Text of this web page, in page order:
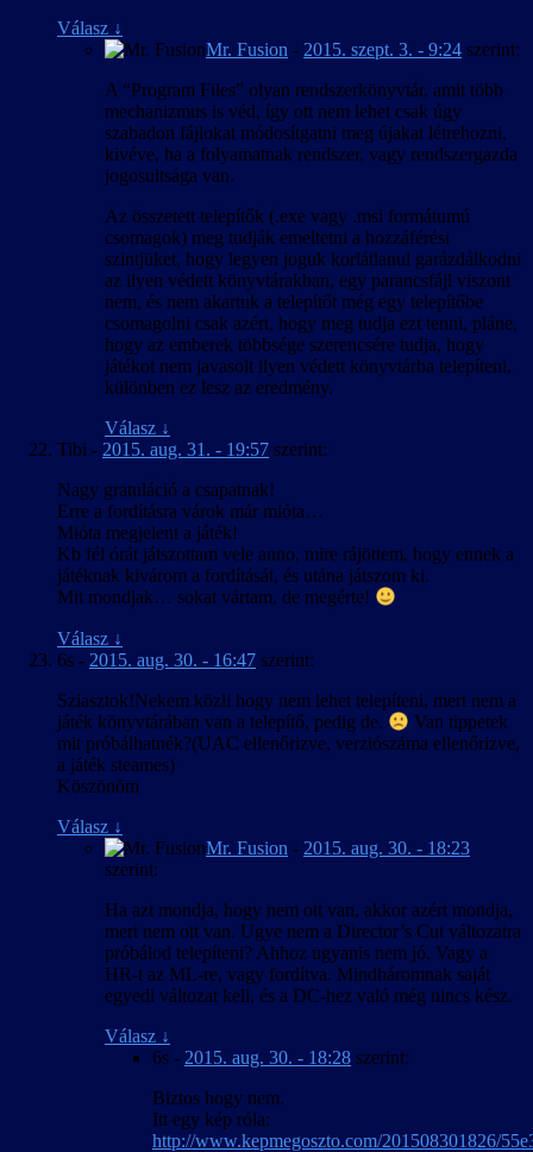
Válasz ↓
Mr. Fusion - 2015. szept. 3. - 9:24 szerint:
A “Program Files” olyan rendszerkönyvtár, amit több
mechanizmus is véd, így ott nem lehet csak úgy
szabadon fájlokat módosítgatni meg újakat létrehozni,
kivéve, ha a folyamatnak rendszer, vagy rendszergazda
jogosultsága van.
Az összetett telepítők (.exe vagy .msi formátumú
csomagok) meg tudják emeltetni a hozzáférési
szintjüket, hogy legyen joguk korlátlanul garázdálkodni
az ilyen védett könyvtárakban, egy parancsfájl viszont
nem, és nem akartuk a telepítőt még egy telepítőbe
csomagolni csak azért, hogy meg tudja ezt tenni, pláne,
hogy az emberek többsége szerencsére tudja, hogy
játékot nem javasolt ilyen védett könyvtárba telepíteni,
különben ez lesz az eredmény.
Válasz ↓
Tibi - 2015. aug. 31. - 19:57 szerint:
Nagy gratuláció a csapatnak!
Erre a fordításra várok már mióta…
Mióta megjelent a játék!
Kb fél órát játszottam vele anno, mire rájöttem, hogy ennek a
játéknak kivárom a fordítását, és utána játszom ki.
Mit mondjak… sokat vártam, de megérte!
Válasz ↓
6s - 2015. aug. 30. - 16:47 szerint:
Sziasztok!Nekem közli hogy nem lehet telepíteni, mert nem a
játék könyvtárában van a telepítő, pedig de.
Van tippetek
mit próbálhatnék?(UAC ellenőrizve, verziószáma ellenőrizve,
a játék steames)
Köszönöm
Válasz ↓
Mr. Fusion - 2015. aug. 30. - 18:23
szerint:
Ha azt mondja, hogy nem ott van, akkor azért mondja,
mert nem ott van. Ugye nem a Director’s Cut változatra
próbálod telepíteni? Ahhoz ugyanis nem jó. Vagy a
HR-t az ML-re, vagy fordítva. Mindháromnak saját
egyedi változat kell, és a DC-hez való még nincs kész.
Válasz ↓
6s - 2015. aug. 30. - 18:28 szerint:
Biztos hogy nem.
Itt egy kép róla:
http://www.kepmegoszto.com/201508301826/